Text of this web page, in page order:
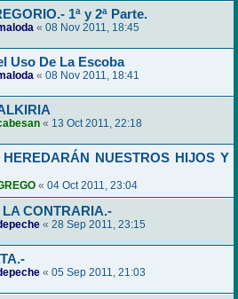
1ª y 2ª Parte.
« 08 Nov 2011, 18:45
Uso De La Escoba
« 08 Nov 2011, 18:41
« 13 Oct 2011, 22:18
NUESTROS HIJOS Y
« 04 Oct 2011, 23:04
LA CONTRARIA.-
« 28 Sep 2011, 23:15
« 05 Sep 2011, 21:03